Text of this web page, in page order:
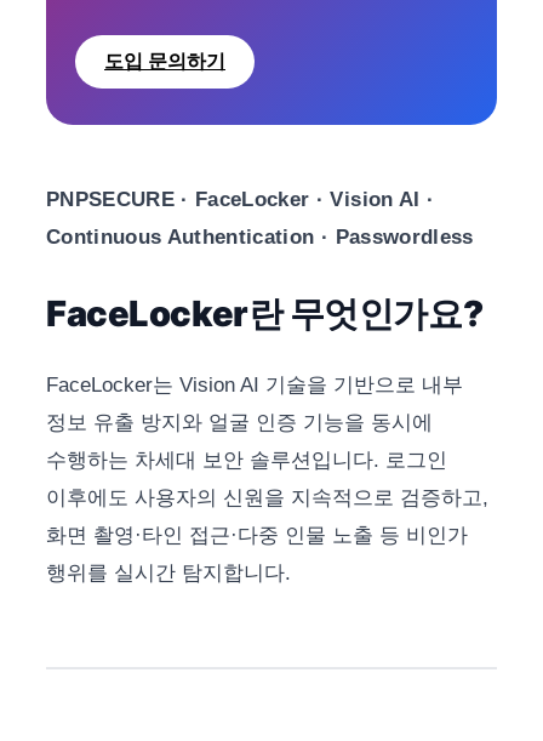
도입 문의하기
PNPSECURE · FaceLocker · Vision AI ·
Continuous Authentication · Passwordless
FaceLocker란 무엇인가요?
FaceLocker는 Vision AI 기술을 기반으로 내부
정보 유출 방지와 얼굴 인증 기능을 동시에
수행하는 차세대 보안 솔루션입니다. 로그인
이후에도 사용자의 신원을 지속적으로 검증하고,
화면 촬영·타인 접근·다중 인물 노출 등 비인가
행위를 실시간 탐지합니다.